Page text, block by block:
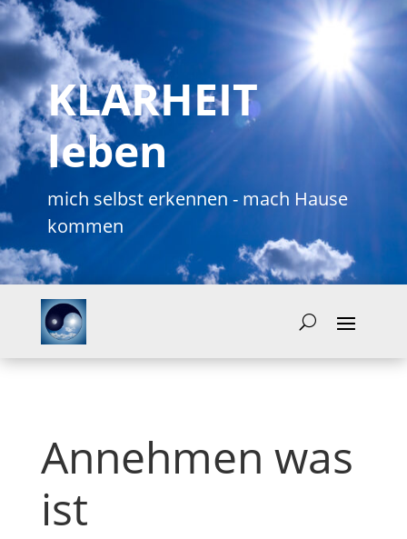
KLARHEIT
leben
mich selbst erkennen - mach Hause
kommen
Annehmen was
ist